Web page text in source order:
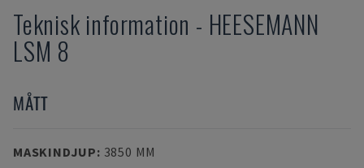
Teknisk information - HEESEMANN
LSM 8
MÅTT
MASKINDJUP: 3850 MM